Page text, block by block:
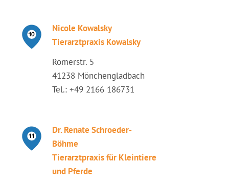
Nicole Kowalsky
Tierarztpraxis Kowalsky
Römerstr. 5
41238 Mönchengladbach
Tel.: +49 2166 186731
Dr. Renate Schroeder-
Böhme
Tierarztpraxis für Kleintiere
und Pferde